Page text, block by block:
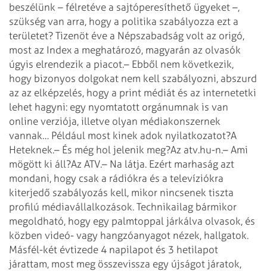
beszélünk – félretéve a sajtóperesíthető ügyeket –,
szükség van arra, hogy a politika szabályozza ezt a
területet? Tizenöt éve a Népszabadság volt az origó,
most az Index a meghatározó, magyarán az olvasók
úgyis elrendezik a piacot.– Ebből nem következik,
hogy bizonyos dolgokat nem kell szabályozni, abszurd
az az elképzelés, hogy a print médiát és az internetetki
lehet hagyni: egy nyomtatott orgánumnak is van
online verziója, illetve olyan médiakonszernek
vannak… Például most kinek adok nyilatkozatot?A
Heteknek.– És még hol jelenik meg?Az atv.hu-n.– Ami
mögött ki áll?Az ATV.– Na látja. Ezért marhaság azt
mondani, hogy csak a rádiókra és a televíziókra
kiterjedő szabályozás kell, mikor nincsenek tiszta
profilú médiavállalkozások. Technikailag bármikor
megoldható, hogy egy palmtoppal járkálva olvasok, és
közben videó- vagy hangzóanyagot nézek, hallgatok.
Másfél-két évtizede 4 napilapot és 3 hetilapot
járattam, most meg összevissza egy újságot járatok,